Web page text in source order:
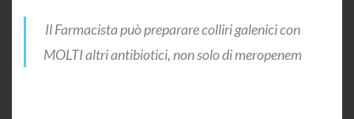
Il Farmacista può preparare colliri galenici con
MOLTI altri antibiotici, non solo di meropenem